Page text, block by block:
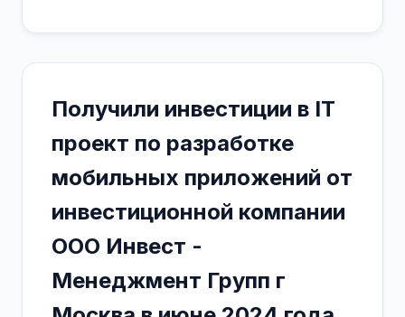
Получили инвестиции в IT
проект по разработке
мобильных приложений от
инвестиционной компании
ООО Инвест -
Менеджмент Групп г